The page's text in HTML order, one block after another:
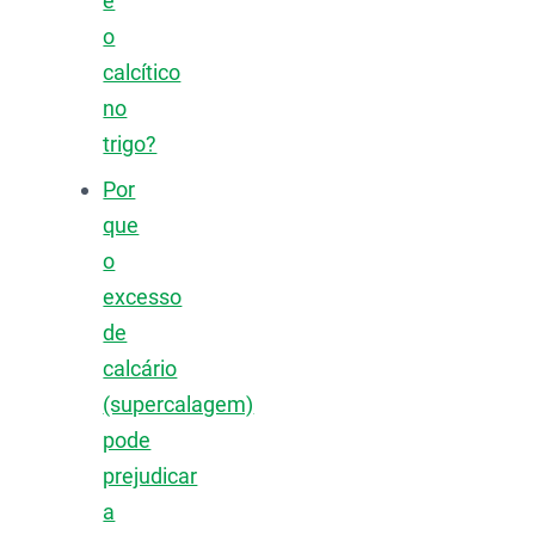
o
calcítico
no
trigo?
Por
que
o
excesso
de
calcário
(supercalagem)
pode
prejudicar
a